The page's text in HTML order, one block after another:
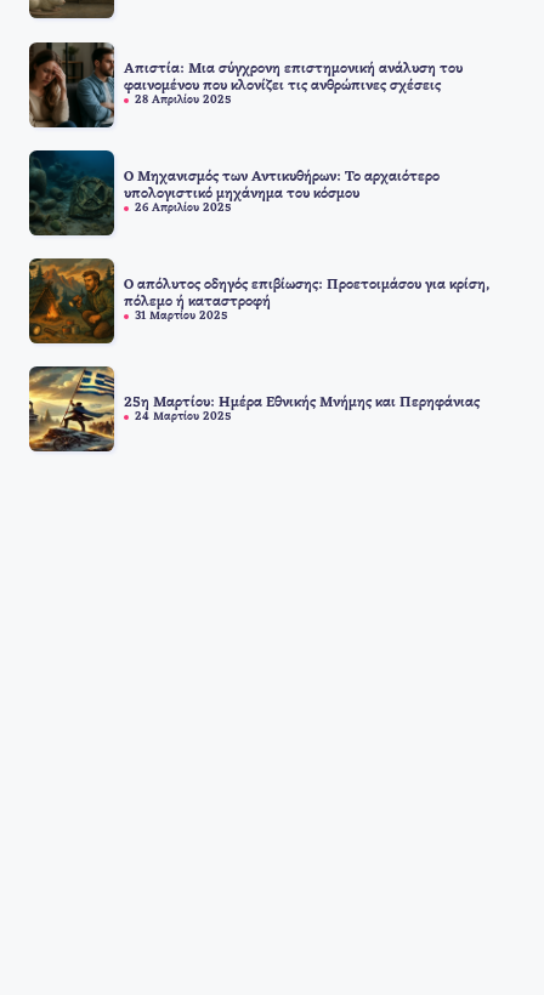
Απιστία: Μια σύγχρονη επιστημονική ανάλυση του
φαινομένου που κλονίζει τις ανθρώπινες σχέσεις
28 Απριλίου 2025
Ο Μηχανισμός των Αντικυθήρων: Το αρχαιότερο
υπολογιστικό μηχάνημα του κόσμου
26 Απριλίου 2025
Ο απόλυτος οδηγός επιβίωσης: Προετοιμάσου για κρίση,
πόλεμο ή καταστροφή
31 Μαρτίου 2025
25η Μαρτίου: Ημέρα Εθνικής Μνήμης και Περηφάνιας
24 Μαρτίου 2025